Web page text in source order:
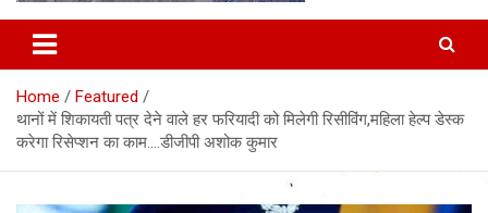
Latest News Today, Breaking
News, Uttarakhand News in
Hindi
Home
Featured
थानों में शिकायती पत्र देने वाले हर फरियादी को मिलेगी रिसीविंग,महिला हेल्प डेस्क
करेगा रिसेप्शन का काम….डीजीपी अशोक कुमार